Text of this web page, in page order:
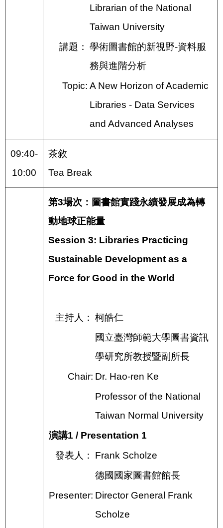
Librarian of the National
Taiwan University
講題： 學術圖書館的新視野-資料服
務與進階分析
Topic: A New Horizon of Academic
Libraries - Data Services
and Advanced Analyses
09:40-
10:00
茶敘
Tea Break
第3場次：圖書館實踐永續發展成為轉
動地球正能量
Session 3: Libraries Practicing
Sustainable Development as a
Force for Good in the World
主持人： 柯皓仁
國立臺灣師範大學圖書資訊
學研究所教授暨副所長
Chair: Dr. Hao-ren Ke
Professor of the National
Taiwan Normal University
演講1 / Presentation 1
發表人：
Frank Scholze
德國國家圖書館館長
Presenter: Director General Frank
Scholze